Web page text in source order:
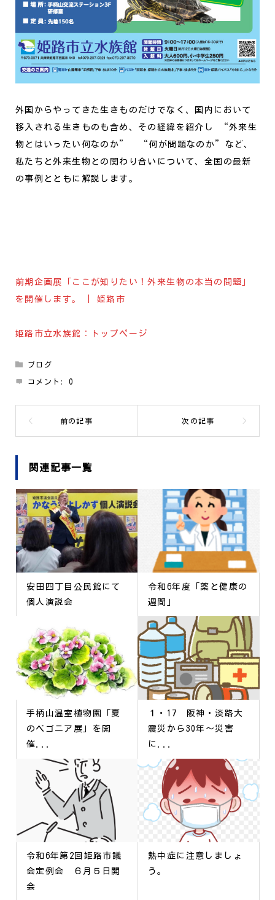
外国からやってきた生きものだけでなく、国内において
移入される生きものも含め、その経緯を紹介し “外来生
物とはいったい何なのか” “何が問題なのか”など、
私たちと外来生物との関わり合いについて、全国の最新
の事例とともに解説します。
前期企画展「ここが知りたい！外来生物の本当の問題」
を開催します。 | 姫路市
姫路市立水族館：トップページ
ブログ
コメント:0
関連記事一覧
安田四丁目公民館にて
個人演説会
令和6年度「薬と健康の
週間」
手柄山温室植物園「夏
のベゴニア展」を開
催...
１・17 阪神・淡路大
震災から30年～災害
に...
令和6年第2回姫路市議
会定例会 ６月５日開
会
熱中症に注意しましょ
う。